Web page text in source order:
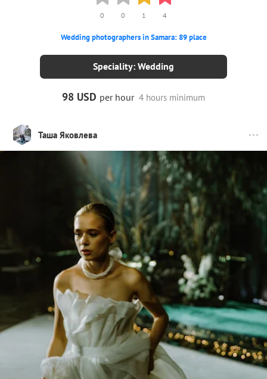
0 0 1 4
Wedding photographers in Samara: 89 place
Speciality: Wedding
98 USD per hour 4 hours minimum
Таша Яковлева